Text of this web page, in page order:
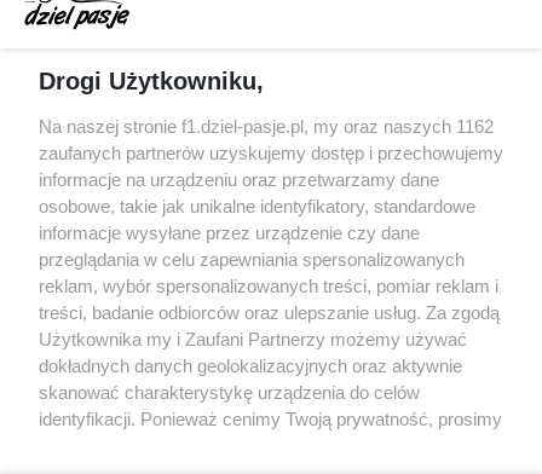
zeszłego sezonu
algorytmach?
Honda uświadomiła sobie skalę problemów z
silnikiem dopiero w styczniu
Audi planuje wprowadzić jeszcze cztery duże
pakiety poprawek w 2026 roku
Polityka prywatności © 2004 - 2026 GPmedia
Kopiowanie treści bez
zgody autorów zabronione.
Serwis internetowy, z którego korzystasz, używa plików
cookies. Są to pliki instalowane w urządzeniach
końcowych osób korzystających z serwisu, w celu
administrowania serwisem, poprawy jakości
Drogi Użytkowniku,
Na naszej stronie f1.dziel-pasje.pl, my oraz naszych 1162
zaufanych partnerów uzyskujemy dostęp i przechowujemy
informacje na urządzeniu oraz przetwarzamy dane
osobowe, takie jak unikalne identyfikatory, standardowe
informacje wysyłane przez urządzenie czy dane
przeglądania w celu zapewniania spersonalizowanych
reklam, wybór spersonalizowanych treści, pomiar reklam i
treści, badanie odbiorców oraz ulepszanie usług. Za zgodą
Użytkownika my i Zaufani Partnerzy możemy używać
dokładnych danych geolokalizacyjnych oraz aktywnie
skanować charakterystykę urządzenia do celów
identyfikacji. Ponieważ cenimy Twoją prywatność, prosimy